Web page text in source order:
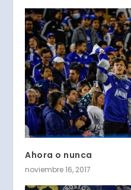
Ahora o nunca
noviembre 16, 2017